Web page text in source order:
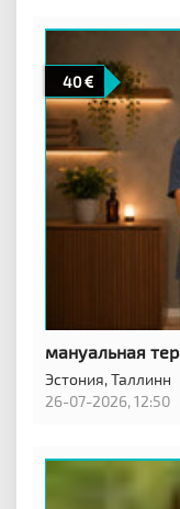
40
мануальная
Эстония,Таллинн
26-07-2026, 12:50